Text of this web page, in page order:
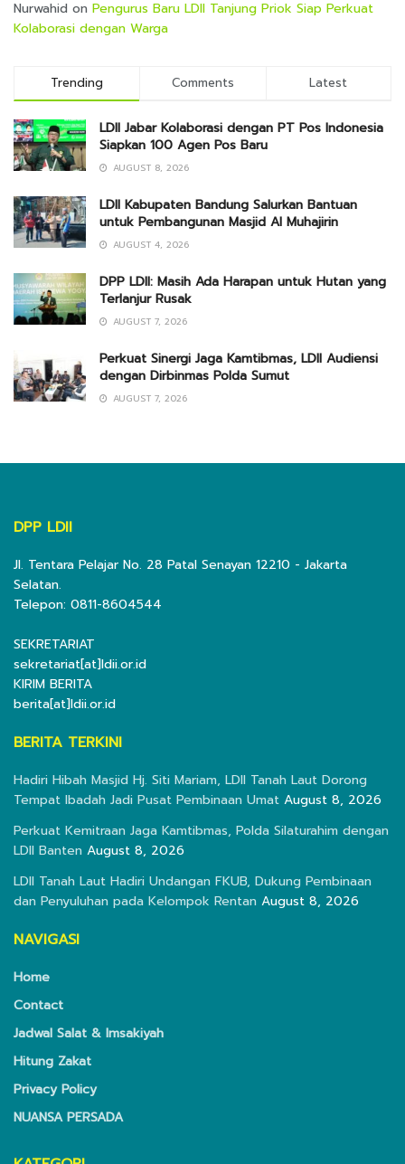
Nurwahid on Pengurus Baru LDII Tanjung Priok Siap Perkuat
Kolaborasi dengan Warga
Trending Comments Latest
LDII Jabar Kolaborasi dengan PT Pos Indonesia
Siapkan 100 Agen Pos Baru
AUGUST 8, 2026
LDII Kabupaten Bandung Salurkan Bantuan
untuk Pembangunan Masjid Al Muhajirin
AUGUST 4, 2026
DPP LDII: Masih Ada Harapan untuk Hutan yang
Terlanjur Rusak
AUGUST 7, 2026
Perkuat Sinergi Jaga Kamtibmas, LDII Audiensi
dengan Dirbinmas Polda Sumut
AUGUST 7, 2026
DPP LDII
Jl. Tentara Pelajar No. 28 Patal Senayan 12210 - Jakarta
Selatan.
Telepon: 0811-8604544
SEKRETARIAT
sekretariat[at]ldii.or.id
KIRIM BERITA
berita[at]ldii.or.id
BERITA TERKINI
Hadiri Hibah Masjid Hj. Siti Mariam, LDII Tanah Laut Dorong
Tempat Ibadah Jadi Pusat Pembinaan Umat August 8, 2026
Perkuat Kemitraan Jaga Kamtibmas, Polda Silaturahim dengan
LDII Banten August 8, 2026
LDII Tanah Laut Hadiri Undangan FKUB, Dukung Pembinaan
dan Penyuluhan pada Kelompok Rentan August 8, 2026
NAVIGASI
Home
Contact
Jadwal Salat & Imsakiyah
Hitung Zakat
Privacy Policy
NUANSA PERSADA